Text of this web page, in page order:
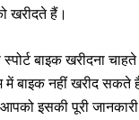
खरीदते हैं।
बाइक खरीदना
बाइक नहीं खरीद सकते
इसकी पूरी